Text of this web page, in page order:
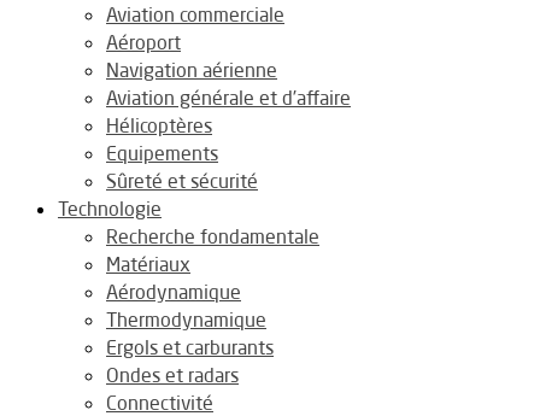
Aviation commerciale
Aéroport
Navigation aérienne
Aviation générale et d’affaire
Hélicoptères
Equipements
Sûreté et sécurité
Technologie
Recherche fondamentale
Matériaux
Aérodynamique
Thermodynamique
Ergols et carburants
Ondes et radars
Connectivité